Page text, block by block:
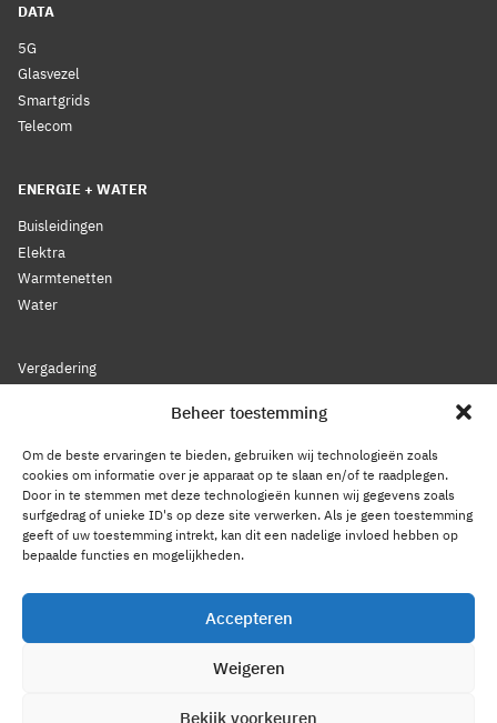
Beheer toestemming
Om de beste ervaringen te bieden, gebruiken wij technologieën zoals
cookies om informatie over je apparaat op te slaan en/of te raadplegen.
Door in te stemmen met deze technologieën kunnen wij gegevens zoals
surfgedrag of unieke ID's op deze site verwerken. Als je geen toestemming
geeft of uw toestemming intrekt, kan dit een nadelige invloed hebben op
bepaalde functies en mogelijkheden.
Accepteren
Weigeren
Bekijk voorkeuren
DATA
5G
Glasvezel
Smartgrids
Telecom
ENERGIE + WATER
Buisleidingen
Elektra
Warmtenetten
Water
Vergadering
Bestuur
Leden
Voorwaarden
Reglement
Statuten
Privacy Statement